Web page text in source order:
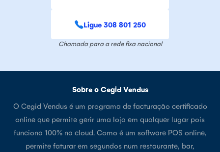
Ligue 308 801 250
Chamada para a rede fixa nacional
Sobre o Cegid Vendus
O Cegid Vendus é um programa de facturação certificado
online que permite gerir uma loja em qualquer lugar pois
funciona 100% na cloud. Como é um software POS online,
permite faturar em segundos num restaurante, bar,